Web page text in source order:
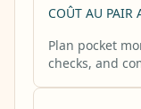
COÛT AU PAIR
Plan pocket
checks, and